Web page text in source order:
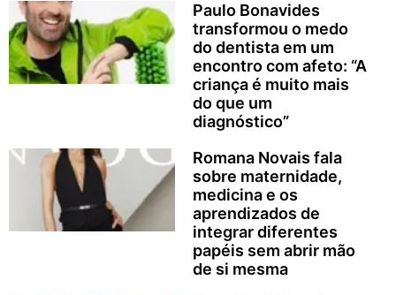
Paulo Bonavides
transformou o medo
do dentista em um
encontro com afeto: “A
criança é muito mais
do que um
diagnóstico”
Romana Novais fala
sobre maternidade,
medicina e os
aprendizados de
integrar diferentes
papéis sem abrir mão
de si mesma